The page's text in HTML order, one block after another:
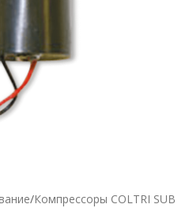
/Компрессоры COLTRI SUB